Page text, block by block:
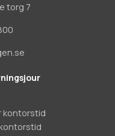
torg 7
kontorstid